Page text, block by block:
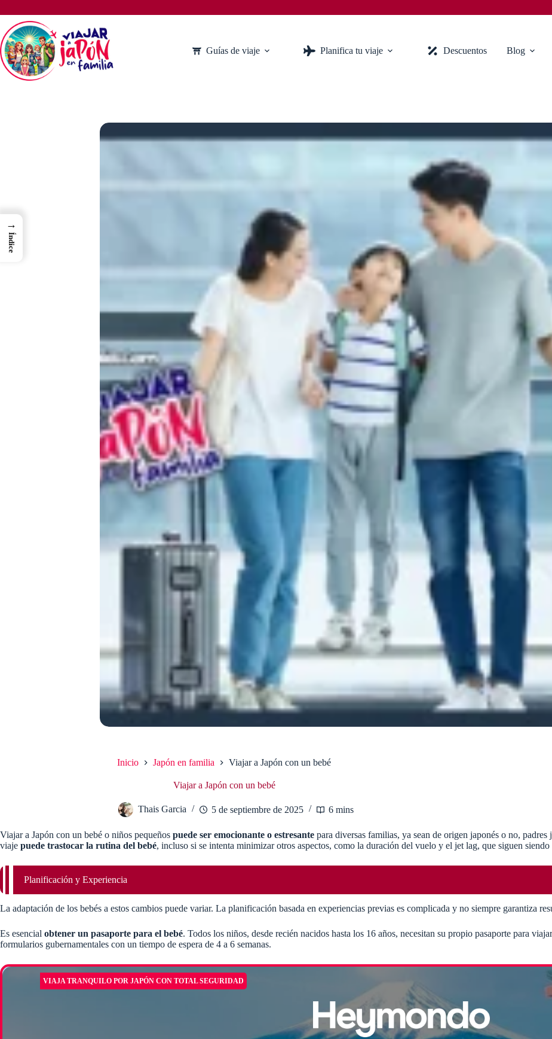
al
contenido
Guías de viaje Planifica tu viaje Descuentos Blog
Inicio Japón en familia Viajar a Japón con un bebé
Viajar a Japón con un bebé
Thais Garcia 5 de septiembre de 2025 6 mins
Viajar a Japón con un bebé o niños pequeños puede ser emocionante o estresante para diversas familias, ya sean de origen japonés o no,
viaje puede trastocar la rutina del bebé, incluso si se intenta minimizar otros aspectos, como la duración del vuelo y el jet lag, que siguen siendo
Planificación y Experiencia
La adaptación de los bebés a estos cambios puede variar. La planificación basada en experiencias previas es complicada y no siempre garantiza
Es esencial obtener un pasaporte para el bebé. Todos los niños, desde recién nacidos hasta los 16 años, necesitan su propio pasaporte para
formularios gubernamentales con un tiempo de espera de 4 a 6 semanas.
VIAJA TRANQUILO POR JAPÓN CON TOTAL SEGURIDAD
→
Índice